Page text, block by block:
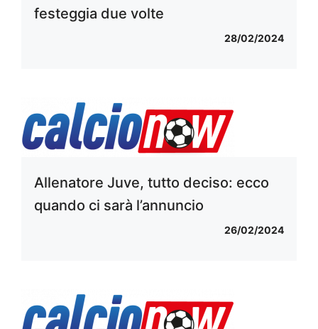
festeggia due volte
28/02/2024
Allenatore Juve, tutto deciso: ecco
quando ci sarà l’annuncio
26/02/2024